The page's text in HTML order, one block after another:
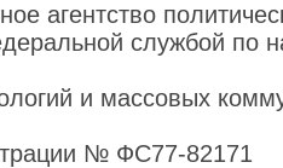
агентство
службой по
и массовых
№ ФС77-82171